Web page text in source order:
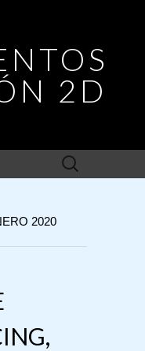
2D
Buscar:
2020